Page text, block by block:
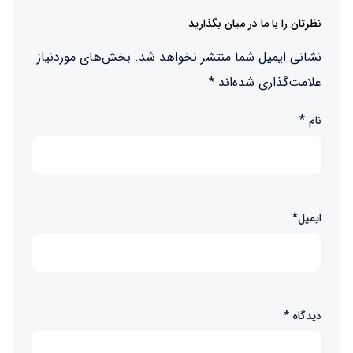
نظرتان را با ما در میان بگذارید
نشانی ایمیل شما منتشر نخواهد شد. بخش‌های موردنیاز
علامت‌گذاری شده‌اند *
نام *
ایمیل*
دیدگاه *